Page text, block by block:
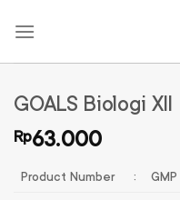
GOALS Biologi XII
Rp63.000
Product Number :